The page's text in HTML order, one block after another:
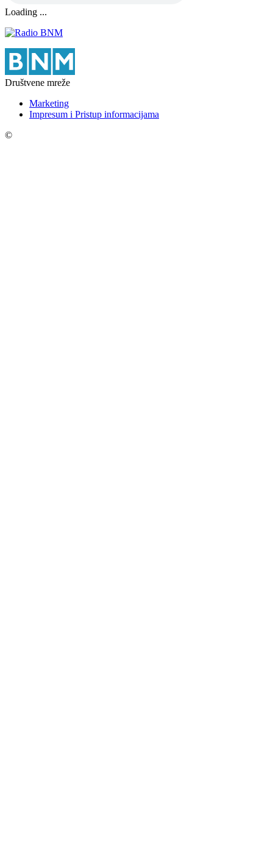
Loading ...
Društvene mreže
Marketing
Impresum i Pristup informacijama
©